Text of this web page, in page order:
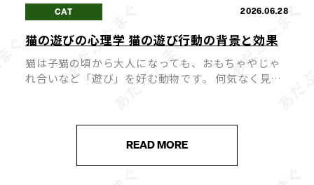
CAT 2026.06.28
猫の遊びの心理学 猫の遊び行動の背景と効果
猫は子猫の頃から大人になっても、おもちゃやじゃ
れ合いなど「遊び」を好む動物です。 何気なく見え
トレス解消や運動不足の予防、飼い […]
READ MORE